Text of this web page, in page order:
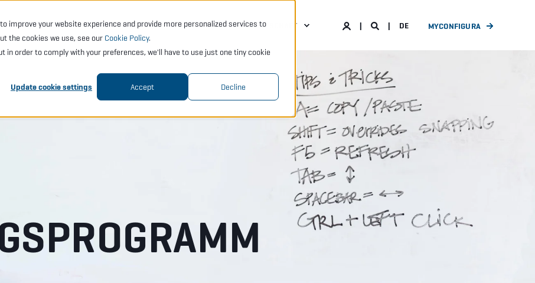
improve your website experience and provide more personalized services to
the cookies we use, see our Cookie Policy.
order to comply with your preferences, we'll have to use just one tiny cookie
Update cookie settings
Accept Decline
DIENSTE AKADEMIE SUPPORT GESELLSCHAFT DE MYCONFIGURA